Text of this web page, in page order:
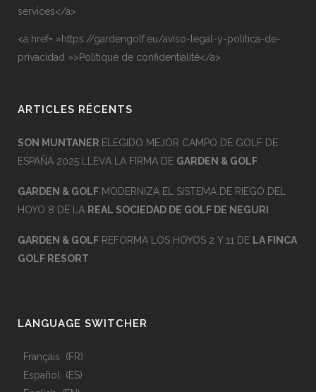
services</a>
<a href= »https://gardengolf.eu/aviso-legal-y-politica-de-
privacidad »>Politique de confidentialité</a>
ARTICLES RÉCENTS
SON MUNTANER ELEGIDO MEJOR CAMPO DE GOLF DE
ESPAÑA 2025 LLEVA LA FIRMA DE GARDEN & GOLF
GARDEN & GOLF MODERNIZA EL SISTEMA DE RIEGO DEL
HOYO 8 DE LA REAL SOCIEDAD DE GOLF DE NEGURI
GARDEN & GOLF REFORMA LOS HOYOS 2 Y 11 DE LA FINCA
GOLF RESORT
LANGUAGE SWITCHER
Français
FR
Español
ES